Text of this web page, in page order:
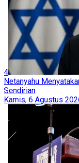
4
Netanyahu
Sendirian
Kamis, 6 Agustus